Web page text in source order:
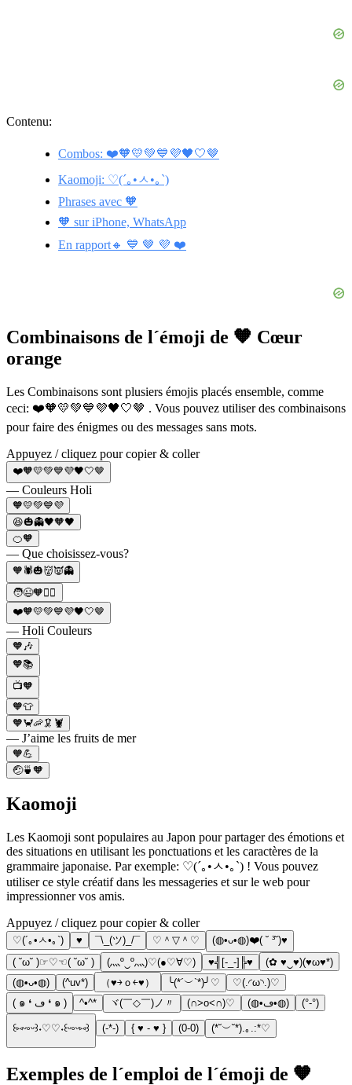
Contenu:
Combos: ❤️🧡💛💚💙💜🖤🤍🤎
Kaomoji: ♡(´｡•ㅅ•｡`)
Phrases avec 🧡
🧡 sur iPhone, WhatsApp
En rapport🔸 💙 🤎 💜 ❤️
Combinaisons de l´émoji de 🧡 Cœur
orange
Les Combinaisons sont plusiers émojis placés ensemble, comme
ceci: ❤️🧡💛💚💙💜🖤🤍🤎 . Vous pouvez utiliser des combinaisons
pour faire des énigmes ou des messages sans mots.
Appuyez / cliquez pour copier & coller
❤️🧡💛💚💙💜🖤🤍🤎
— Couleurs Holi
🧡💛💚💙💜
😆🎃👻🖤🧡🖤
🍊🧡
— Que choisissez-vous?
🧡🕷🎃👹👿👻
🧑😉🧡👱‍♀️
❤️🧡💛💚💙💜🖤🤍🤎
— Holi Couleurs
🧡🎶
🧡📚
📺🧡
🧡👕
🧡🦀🦐🦑🦞
— J’aime les fruits de mer
🧡💪
🤕🍵🧡
Kaomoji
Les Kaomoji sont populaires au Japon pour partager des émotions et
des situations en utilisant les ponctuations et les caractères de la
grammaire japonaise. Par exemple: ♡(´｡•ㅅ•｡`) ! Vous pouvez
utiliser ce style créatif dans les messageries et sur le web pour
impressionner vos amis.
Appuyez / cliquez pour copier & coller
♡(´｡•ㅅ•｡`) ♥ ¯\_(ツ)_/¯ ♡＾▽＾♡
(◍•ᴗ•◍)❤️( ˘ ³˘)♥
( ˘ω˘ )☞♡☜( ˘ω˘ )
(灬º‿º灬)♡(●♡∀♡) ♥╣[-_-]╠♥
(✿ ♥‿♥)(♥ω♥*)
(◍•ᴗ•◍)
(^uv*) （♥￫ｏ￩♥） ╰(*´︶`*)╯♡
♡(.◜ω◝.)♡
( ๑ ❛ ڡ ❛ ๑ )
^•^* ヾ(￣◇￣)ノ〃 (∩˃o˂∩)♡ (◍•ڡ•◍) (°-°)
꒰⑅ᵕ༚ᵕ꒱˖♡♡˖꒰ᵕ༚ᵕ⑅꒱ (-*-) { ♥ - ♥ } (0-0) (*˘︶˘*).｡.:*♡
Exemples de l´emploi de l´émoji de 🧡